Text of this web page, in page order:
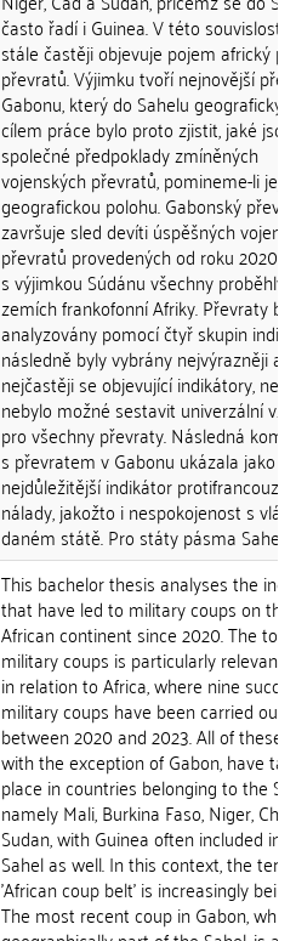
často řadí i Guinea. V této souvislosti
stále častěji objevuje pojem africký
převratů. Výjimku tvoří nejnovější
Gabonu, který do Sahelu geograficky
cílem práce bylo proto zjistit, jaké
společné předpoklady zmíněných
vojenských převratů, pomineme-li
geografickou polohu. Gabonský
završuje sled devíti úspěšných
převratů provedených od roku 2020,
s výjimkou Súdánu všechny proběhly
zemích frankofonní Afriky. Převraty
analyzovány pomocí čtyř skupin
následně byly vybrány nejvýrazněji a
nejčastěji se objevující indikátory,
nebylo možné sestavit univerzální
pro všechny převraty. Následná
s převratem v Gabonu ukázala jako
nejdůležitější indikátor
nálady, jakožto i nespokojenost s
daném státě. Pro státy pásma Sahel
This bachelor thesis analyses the
that have led to military coups on the
African continent since 2020. The
military coups is particularly relevant
in relation to Africa, where nine
military coups have been carried out
between 2020 and 2023. All of these
with the exception of Gabon, have
place in countries belonging to the
namely Mali, Burkina Faso, Niger,
Sudan, with Guinea often included in
Sahel as well. In this context, the term
'African coup belt' is increasingly
The most recent coup in Gabon,